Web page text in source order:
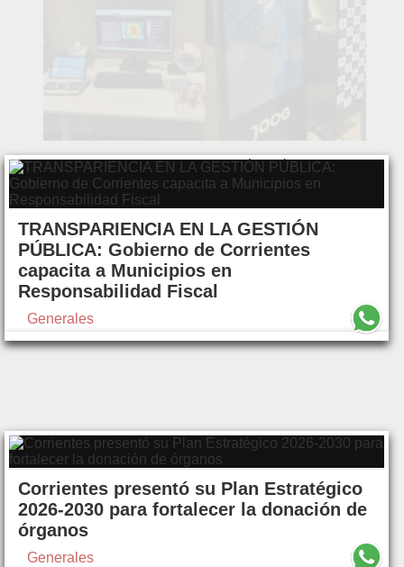
TRANSPARIENCIA EN LA GESTIÓN
PÚBLICA: Gobierno de Corrientes
capacita a Municipios en
Responsabilidad Fiscal
Generales
Corrientes presentó su Plan Estratégico
2026-2030 para fortalecer la donación de
órganos
Generales